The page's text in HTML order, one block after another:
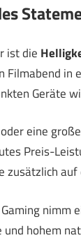
ist die
Filmabend in
Geräte
eine
Preis-
zusätzlich
hohem